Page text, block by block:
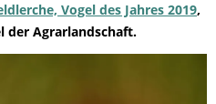
Vogel des Jahres 2019,
der Agrarlandschaft.